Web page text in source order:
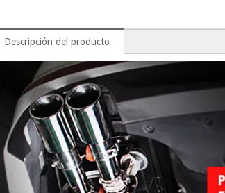
Descripción del producto